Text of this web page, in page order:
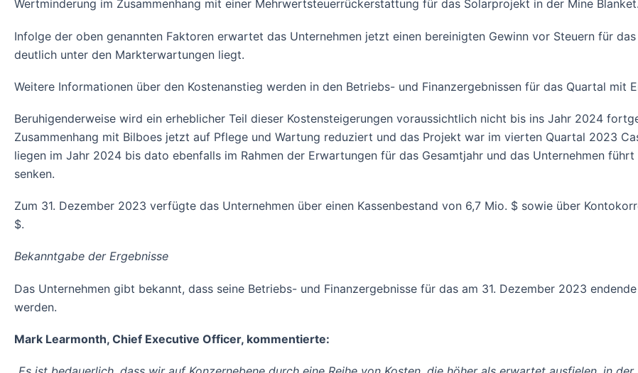
Wertminderung im Zusammenhang mit einer Mehrwertsteuerrückerstattung für das Solarprojekt in der Mine Blanket.
Infolge der oben genannten Faktoren erwartet das Unternehmen jetzt einen bereinigten Gewinn vor Steuern für
deutlich unter den Markterwartungen liegt.
Weitere Informationen über den Kostenanstieg werden in den Betriebs- und Finanzergebnissen für das Quartal mit
Beruhigenderweise wird ein erheblicher Teil dieser Kostensteigerungen voraussichtlich nicht bis ins Jahr 2024
Zusammenhang mit Bilboes jetzt auf Pflege und Wartung reduziert und das Projekt war im vierten Quartal 2023
liegen im Jahr 2024 bis dato ebenfalls im Rahmen der Erwartungen für das Gesamtjahr und das Unternehmen
senken.
Zum 31. Dezember 2023 verfügte das Unternehmen über einen Kassenbestand von 6,7 Mio. $ sowie über
$.
Bekanntgabe der Ergebnisse
Das Unternehmen gibt bekannt, dass seine Betriebs- und Finanzergebnisse für das am 31. Dezember 2023
werden.
Mark Learmonth, Chief Executive Officer, kommentierte: